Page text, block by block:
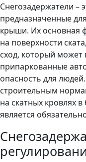
Снегозадержатели –
предназначенные
крыши. Их основная
на поверхности
сход, который может
припаркованные
опасность для
строительным
на скатных кровлях
является